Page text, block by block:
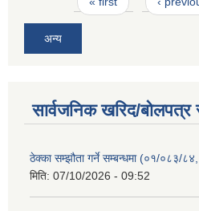
अन्य
सार्वजनिक खरिद/
ठेक्का सम्झौता गर्ने सम्बन्धमा (०१/०८३/
मिति: 07/10/2026 - 09:52